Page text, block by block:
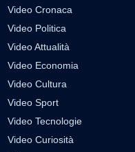
Video Cronaca
Video Politica
Video Attualità
Video Economia
Video Cultura
Video Sport
Video Tecnologie
Video Curiosità